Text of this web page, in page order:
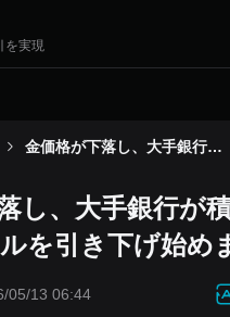
を実現
金価格が下落し、大手銀行が積立金のリスクレベルを引き下げ始めました
し、大手銀行が
を引き下げ始め
05/13 06:44